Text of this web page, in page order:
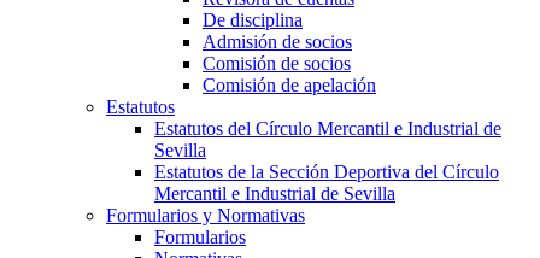
De disciplina
Admisión de socios
Comisión de socios
Comisión de apelación
Estatutos
Estatutos del Círculo Mercantil e Industrial de
Sevilla
Estatutos de la Sección Deportiva del Círculo
Mercantil e Industrial de Sevilla
Formularios y Normativas
Formularios